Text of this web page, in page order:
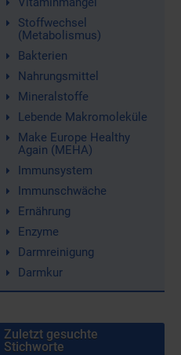
Stoffwechsel
(Metabolismus)
Bakterien
Nahrungsmittel
Mineralstoffe
Lebende Makromoleküle
Make Europe Healthy
Again (MEHA)
Immunsystem
Immunschwäche
Ernährung
Enzyme
Darmreinigung
Darmkur
Zuletzt gesuchte
Stichworte